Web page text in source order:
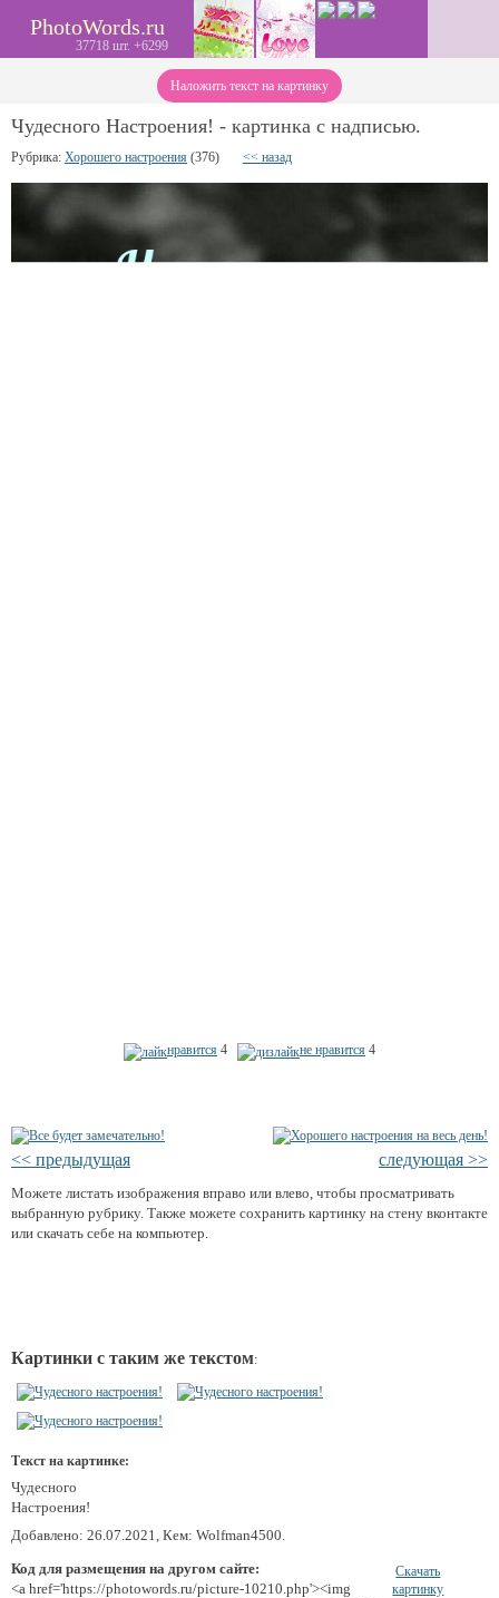
PhotoWords.ru
37718 шт. +6299
Наложить текст на картинку
Чудесного Настроения! - картинка с надписью.
Рубрика: Хорошего настроения (376) << назад
нравится 4 не нравится 4
<< предыдущая следующая >>
Можете листать изображения вправо или влево, чтобы просматривать
выбранную рубрику. Также можете сохранить картинку на стену вконтакте
или скачать себе на компьютер.
Картинки с таким же текстом:
Текст на картинке:
Чудесного
Настроения!
Добавлено: 26.07.2021, Кем: Wolfman4500.
Код для размещения на другом сайте:
<a href='https://photowords.ru/picture-10210.php'><img
Скачать
картинку